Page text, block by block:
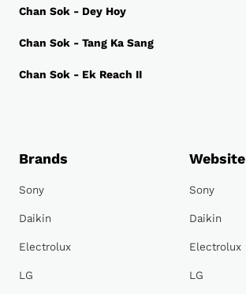
Chan Sok - Dey Hoy
Chan Sok - Tang Ka Sang
Chan Sok - Ek Reach II
Brands
Sony
Daikin
Electrolux
LG
Website
Sony
Daikin
Electrolux
LG